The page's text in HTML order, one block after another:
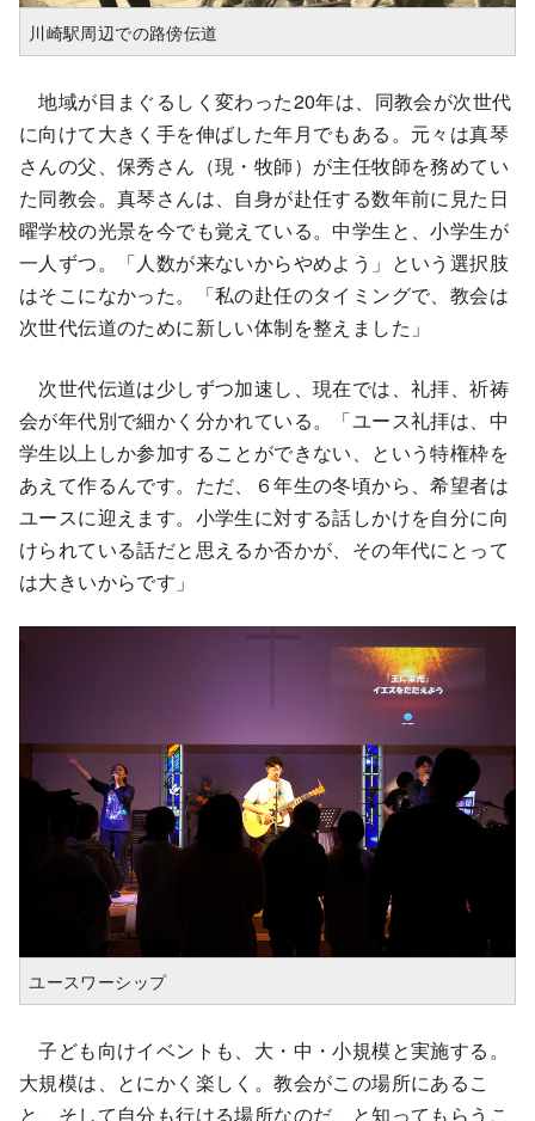
川崎駅周辺での路傍伝道
地域が目まぐるしく変わった20年は、同教会が次世代
に向けて大きく手を伸ばした年月でもある。元々は真琴
さんの父、保秀さん（現・牧師）が主任牧師を務めてい
た同教会。真琴さんは、自身が赴任する数年前に見た日
曜学校の光景を今でも覚えている。中学生と、小学生が
一人ずつ。「人数が来ないからやめよう」という選択肢
はそこになかった。「私の赴任のタイミングで、教会は
次世代伝道のために新しい体制を整えました」
次世代伝道は少しずつ加速し、現在では、礼拝、祈祷
会が年代別で細かく分かれている。「ユース礼拝は、中
学生以上しか参加することができない、という特権枠を
あえて作るんです。ただ、６年生の冬頃から、希望者は
ユースに迎えます。小学生に対する話しかけを自分に向
けられている話だと思えるか否かが、その年代にとって
は大きいからです」
ユースワーシップ
子ども向けイベントも、大・中・小規模と実施する。
大規模は、とにかく楽しく。教会がこの場所にあるこ
と、そして自分も行ける場所なのだ、と知ってもらうこ